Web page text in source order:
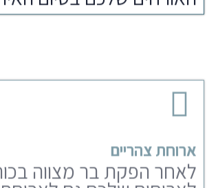
ארוחת צהריים
לאחר הפקת בר מצווה
לארוחים שלכם גם לארוחת
ירושלים. אנו עובדים עם
מסעדות שתוכלו לבחור